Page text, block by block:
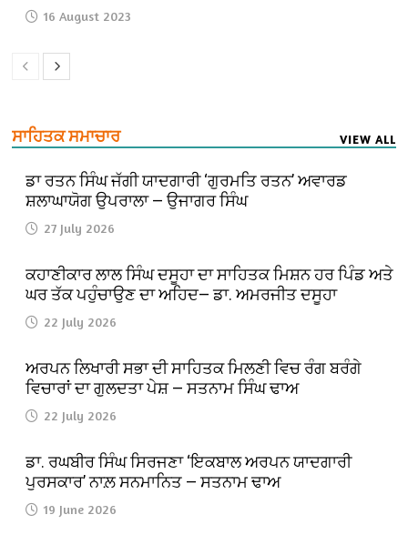
16 August 2023
ਸਾਹਿਤਕ ਸਮਾਚਾਰ VIEW ALL
ਡਾ ਰਤਨ ਸਿੰਘ ਜੱਗੀ ਯਾਦਗਾਰੀ ‘ਗੁਰਮਤਿ ਰਤਨ’ ਅਵਾਰਡ
ਸ਼ਲਾਘਾਯੋਗ ਉਪਰਾਲਾ — ਉਜਾਗਰ ਸਿੰਘ
27 July 2026
ਕਹਾਣੀਕਾਰ ਲਾਲ ਸਿੰਘ ਦਸੂਹਾ ਦਾ ਸਾਹਿਤਕ ਮਿਸ਼ਨ ਹਰ ਪਿੰਡ ਅਤੇ
ਘਰ ਤੱਕ ਪਹੁੰਚਾਉਣ ਦਾ ਅਹਿਦ— ਡਾ. ਅਮਰਜੀਤ ਦਸੂਹਾ
22 July 2026
ਅਰਪਨ ਲਿਖਾਰੀ ਸਭਾ ਦੀ ਸਾਹਿਤਕ ਮਿਲਣੀ ਵਿਚ ਰੰਗ ਬਰੰਗੇ
ਵਿਚਾਰਾਂ ਦਾ ਗੁਲਦਤਾ ਪੇਸ਼ — ਸਤਨਾਮ ਸਿੰਘ ਢਾਅ
22 July 2026
ਡਾ. ਰਘਬੀਰ ਸਿੰਘ ਸਿਰਜਣਾ ‘ਇਕਬਾਲ ਅਰਪਨ ਯਾਦਗਾਰੀ
ਪੁਰਸਕਾਰ’ ਨਾਲ਼ ਸਨਮਾਨਿਤ — ਸਤਨਾਮ ਢਾਅ
19 June 2026